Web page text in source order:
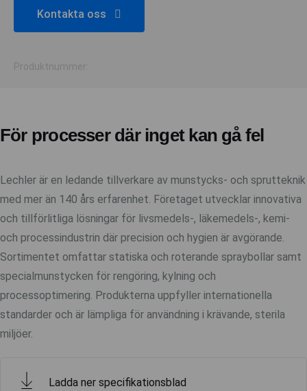
Kontakta oss
Produktnummer:
För processer där inget kan gå fel
Lechler är en ledande tillverkare av munstycks- och sprutteknik
med mer än 140 års erfarenhet. Företaget utvecklar innovativa
och tillförlitliga lösningar för livsmedels-, läkemedels-, kemi-
och processindustrin där precision och hygien är avgörande.
Sortimentet omfattar statiska och roterande spraybollar samt
specialmunstycken för rengöring, kylning och
processoptimering. Produkterna uppfyller internationella
standarder och är lämpliga för användning i krävande, sterila
miljöer.
Ladda ner specifikationsblad